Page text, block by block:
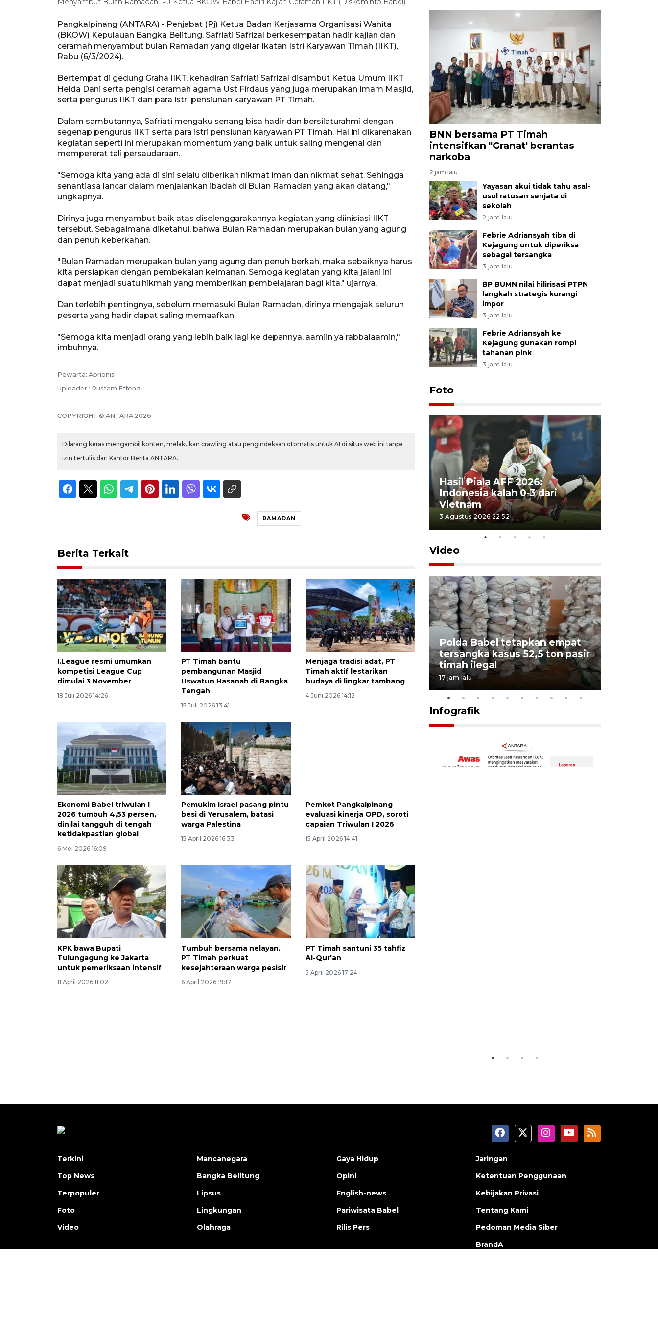
Menyambut Bulan Ramadan, PJ Ketua BKOW Babel Hadiri Kajian Ceramah IIKT (Diskominfo Babel)
Pangkalpinang (ANTARA) - Penjabat (Pj) Ketua Badan Kerjasama Organisasi Wanita
(BKOW) Kepulauan Bangka Belitung, Safriati Safrizal berkesempatan hadir kajian dan
ceramah menyambut bulan Ramadan yang digelar Ikatan Istri Karyawan Timah (IIKT),
Rabu (6/3/2024).
Bertempat di gedung Graha IIKT, kehadiran Safriati Safrizal disambut Ketua Umum IIKT
Helda Dani serta pengisi ceramah agama Ust Firdaus yang juga merupakan Imam Masjid,
serta pengurus IIKT dan para istri pensiunan karyawan PT Timah.
Dalam sambutannya, Safriati mengaku senang bisa hadir dan bersilaturahmi dengan
segenap pengurus IIKT serta para istri pensiunan karyawan PT Timah. Hal ini dikarenakan
kegiatan seperti ini merupakan momentum yang baik untuk saling mengenal dan
mempererat tali persaudaraan.
"Semoga kita yang ada di sini selalu diberikan nikmat iman dan nikmat sehat. Sehingga
senantiasa lancar dalam menjalankan ibadah di Bulan Ramadan yang akan datang,"
ungkapnya.
Dirinya juga menyambut baik atas diselenggarakannya kegiatan yang diinisiasi IIKT
tersebut. Sebagaimana diketahui, bahwa Bulan Ramadan merupakan bulan yang agung
dan penuh keberkahan.
"Bulan Ramadan merupakan bulan yang agung dan penuh berkah, maka sebaiknya harus
kita persiapkan dengan pembekalan keimanan. Semoga kegiatan yang kita jalani ini
dapat menjadi suatu hikmah yang memberikan pembelajaran bagi kita," ujarnya.
Dan terlebih pentingnya, sebelum memasuki Bulan Ramadan, dirinya mengajak seluruh
peserta yang hadir dapat saling memaafkan.
"Semoga kita menjadi orang yang lebih baik lagi ke depannya, aamiin ya rabbalaamin,"
imbuhnya.
Pewarta: Aprionis
Uploader : Rustam Effendi
COPYRIGHT © ANTARA 2026
Dilarang keras mengambil konten, melakukan crawling atau pengindeksan otomatis untuk AI di situs web ini tanpa
izin tertulis dari Kantor Berita ANTARA.
RAMADAN
Berita Terkait
I.League resmi umumkan
kompetisi League Cup
dimulai 3 November
18 Juli 2026 14:26
PT Timah bantu
pembangunan Masjid
Uswatun Hasanah di Bangka
Tengah
15 Juli 2026 13:41
Menjaga tradisi adat, PT
Timah aktif lestarikan
budaya di lingkar tambang
4 Juni 2026 14:12
Ekonomi Babel triwulan I
2026 tumbuh 4,53 persen,
dinilai tangguh di tengah
ketidakpastian global
6 Mei 2026 16:09
Pemukim Israel pasang pintu
besi di Yerusalem, batasi
warga Palestina
15 April 2026 16:33
Pemkot Pangkalpinang
evaluasi kinerja OPD, soroti
capaian Triwulan I 2026
15 April 2026 14:41
KPK bawa Bupati
Tulungagung ke Jakarta
untuk pemeriksaan intensif
11 April 2026 11:02
Tumbuh bersama nelayan,
PT Timah perkuat
kesejahteraan warga pesisir
6 April 2026 19:17
PT Timah santuni 35 tahfiz
Al-Qur'an
5 April 2026 17:24
BNN bersama PT Timah
intensifkan "Granat' berantas
narkoba
2 jam lalu
Yayasan akui tidak tahu asal-
usul ratusan senjata di
sekolah
2 jam lalu
Febrie Adriansyah tiba di
Kejagung untuk diperiksa
sebagai tersangka
3 jam lalu
BP BUMN nilai hilirisasi PTPN
langkah strategis kurangi
impor
3 jam lalu
Febrie Adriansyah ke
Kejagung gunakan rompi
tahanan pink
3 jam lalu
Foto
22 Juni 2026 16:35
Hasil Piala AFF 2026:
Indonesia kalah 0-3 dari
Vietnam
3 Agustus 2026 22:52
Video
BPBD Pangkalpinang
siagakan air bersih hadapi
kekeringan
30 Juli 2026 18:52
Polda Babel tetapkan empat
tersangka kasus 52,5 ton pasir
timah ilegal
17 jam lalu
Infografik
Terkini
Top News
Terpopuler
Foto
Video
Mancanegara
Bangka Belitung
Lipsus
Lingkungan
Olahraga
Gaya Hidup
Opini
English-news
Pariwisata Babel
Rilis Pers
Jaringan
Ketentuan Penggunaan
Kebijakan Privasi
Tentang Kami
Pedoman Media Siber
BrandA